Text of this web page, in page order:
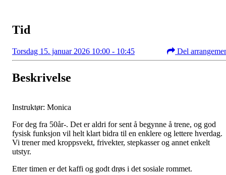
Tid
Torsdag 15. januar 2026 10:00 - 10:45 Del
Beskrivelse
Instruktør: Monica
For deg fra 50år-. Det er aldri for sent å begynne å trene, og god
fysisk funksjon vil helt klart bidra til en enklere og lettere hverdag.
Vi trener med kroppsvekt, frivekter, stepkasser og annet enkelt
utstyr.
Etter timen er det kaffi og godt drøs i det sosiale rommet.